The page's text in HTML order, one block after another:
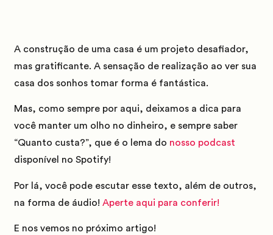
A construção de uma casa é um projeto desafiador,
mas gratificante. A sensação de realização ao ver sua
casa dos sonhos tomar forma é fantástica.
Mas, como sempre por aqui, deixamos a dica para
você manter um olho no dinheiro, e sempre saber
“Quanto custa?”, que é o lema do nosso podcast
disponível no Spotify!
Por lá, você pode escutar esse texto, além de outros,
na forma de áudio! Aperte aqui para conferir!
E nos vemos no próximo artigo!